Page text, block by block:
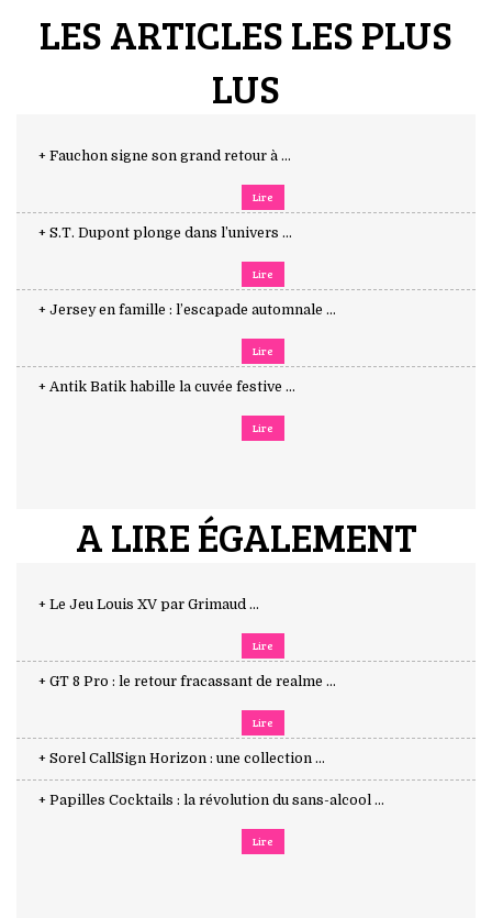
LES ARTICLES LES PLUS
LUS
+ Fauchon signe son grand retour à ...
Lire
+ S.T. Dupont plonge dans l’univers ...
Lire
+ Jersey en famille : l’escapade automnale ...
Lire
+ Antik Batik habille la cuvée festive ...
Lire
A LIRE ÉGALEMENT
+ Le Jeu Louis XV par Grimaud ...
Lire
+ GT 8 Pro : le retour fracassant de realme ...
Lire
+ Sorel CallSign Horizon : une collection ...
+ Papilles Cocktails : la révolution du sans-alcool ...
Lire